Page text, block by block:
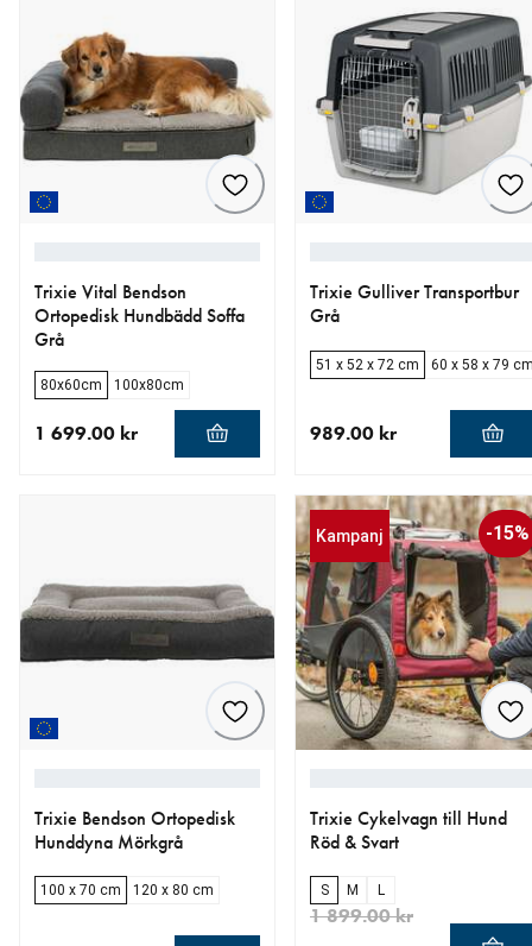
Trixie Vital Bendson
Ortopedisk Hundbädd Soffa
Grå
80x60cm 100x80cm
1 699.00 kr
Trixie Gulliver Transportbur
Grå
51 x 52 x 72 cm 60 x 58 x 79
989.00 kr
Trixie Bendson Ortopedisk
Hunddyna Mörkgrå
100 x 70 cm 120 x 80 cm
Kampanj -15%
Trixie Cykelvagn till Hund
Röd & Svart
S M L
1 899.00 kr